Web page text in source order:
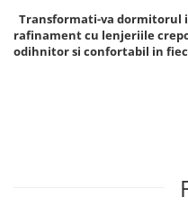
Transformati-va dormitorul
rafinament cu lenjeriile
odihnitor si confortabil in